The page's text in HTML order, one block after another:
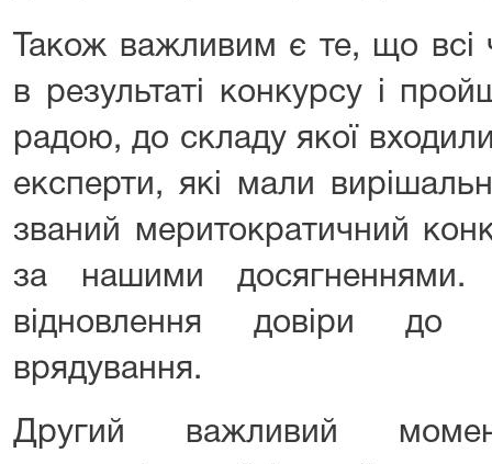
Також важливим є те, що
в результаті конкурсу і
радою, до складу якої
експерти, які мали
званий меритократичний
за нашими
відновлення довіри до
врядування.
Другий важливий